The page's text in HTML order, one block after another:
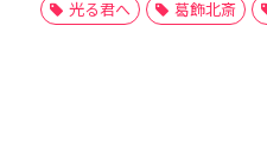
光る君へ 葛飾北斎